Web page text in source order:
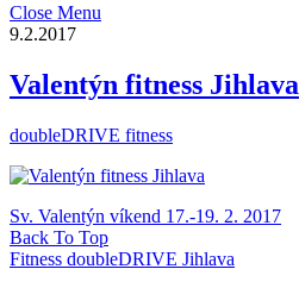
Close Menu
9.2.2017
Valentýn fitness Jihlava
doubleDRIVE fitness
Sv. Valentýn víkend 17.-19. 2. 2017
Back To Top
Fitness doubleDRIVE Jihlava